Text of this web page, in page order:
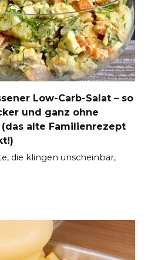
Low-Carb-Salat – so
und ganz ohne
(das alte Familienrezept
die klingen unscheinbar,